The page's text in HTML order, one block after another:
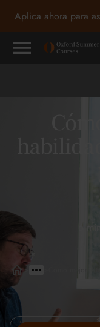
Aplica ahora para
> Cómo mejorar